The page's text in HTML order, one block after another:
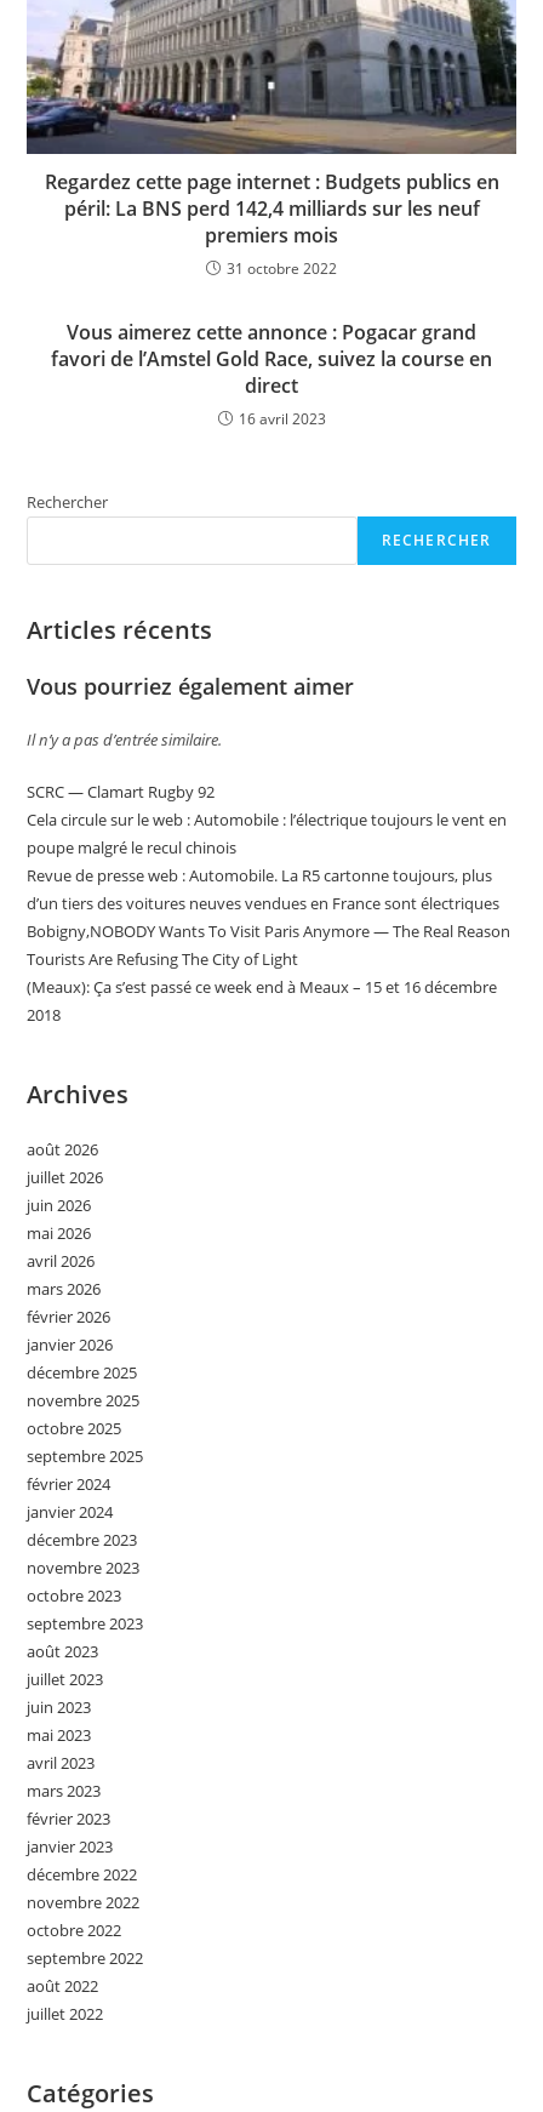
Regardez cette page internet : Budgets publics en
péril: La BNS perd 142,4 milliards sur les neuf
premiers mois
31 octobre 2022
Vous aimerez cette annonce : Pogacar grand
favori de l’Amstel Gold Race, suivez la course en
direct
16 avril 2023
Rechercher
RECHERCHER
Articles récents
Vous pourriez également aimer
Il n’y a pas d’entrée similaire.
SCRC — Clamart Rugby 92
Cela circule sur le web : Automobile : l’électrique toujours le vent en
poupe malgré le recul chinois
Revue de presse web : Automobile. La R5 cartonne toujours, plus
d’un tiers des voitures neuves vendues en France sont électriques
Bobigny,NOBODY Wants To Visit Paris Anymore — The Real Reason
Tourists Are Refusing The City of Light
(Meaux): Ça s’est passé ce week end à Meaux – 15 et 16 décembre
2018
Archives
août 2026
juillet 2026
juin 2026
mai 2026
avril 2026
mars 2026
février 2026
janvier 2026
décembre 2025
novembre 2025
octobre 2025
septembre 2025
février 2024
janvier 2024
décembre 2023
novembre 2023
octobre 2023
septembre 2023
août 2023
juillet 2023
juin 2023
mai 2023
avril 2023
mars 2023
février 2023
janvier 2023
décembre 2022
novembre 2022
octobre 2022
septembre 2022
août 2022
juillet 2022
Catégories